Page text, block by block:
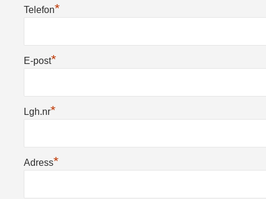
Telefon*
E-post*
Lgh.nr*
Adress*